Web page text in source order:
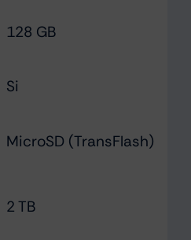
128 GB
Si
MicroSD (TransFlash)
2 TB